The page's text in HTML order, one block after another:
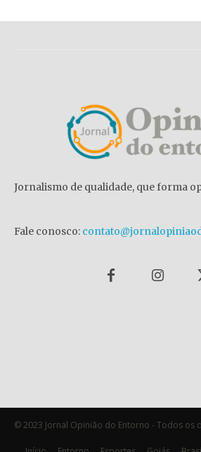
Jornalismo de qualidade, que forma
Fale conosco:
© 2023 Jornal Opinião do Entorno - Todos os